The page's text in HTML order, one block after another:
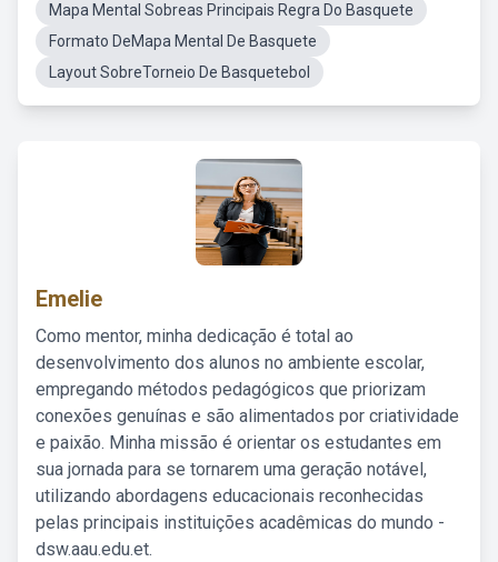
Mapa Mental Sobreas Principais Regra Do Basquete
Formato DeMapa Mental De Basquete
Layout SobreTorneio De Basquetebol
Emelie
Como mentor, minha dedicação é total ao
desenvolvimento dos alunos no ambiente escolar,
empregando métodos pedagógicos que priorizam
conexões genuínas e são alimentados por criatividade
e paixão. Minha missão é orientar os estudantes em
sua jornada para se tornarem uma geração notável,
utilizando abordagens educacionais reconhecidas
pelas principais instituições acadêmicas do mundo -
dsw.aau.edu.et.